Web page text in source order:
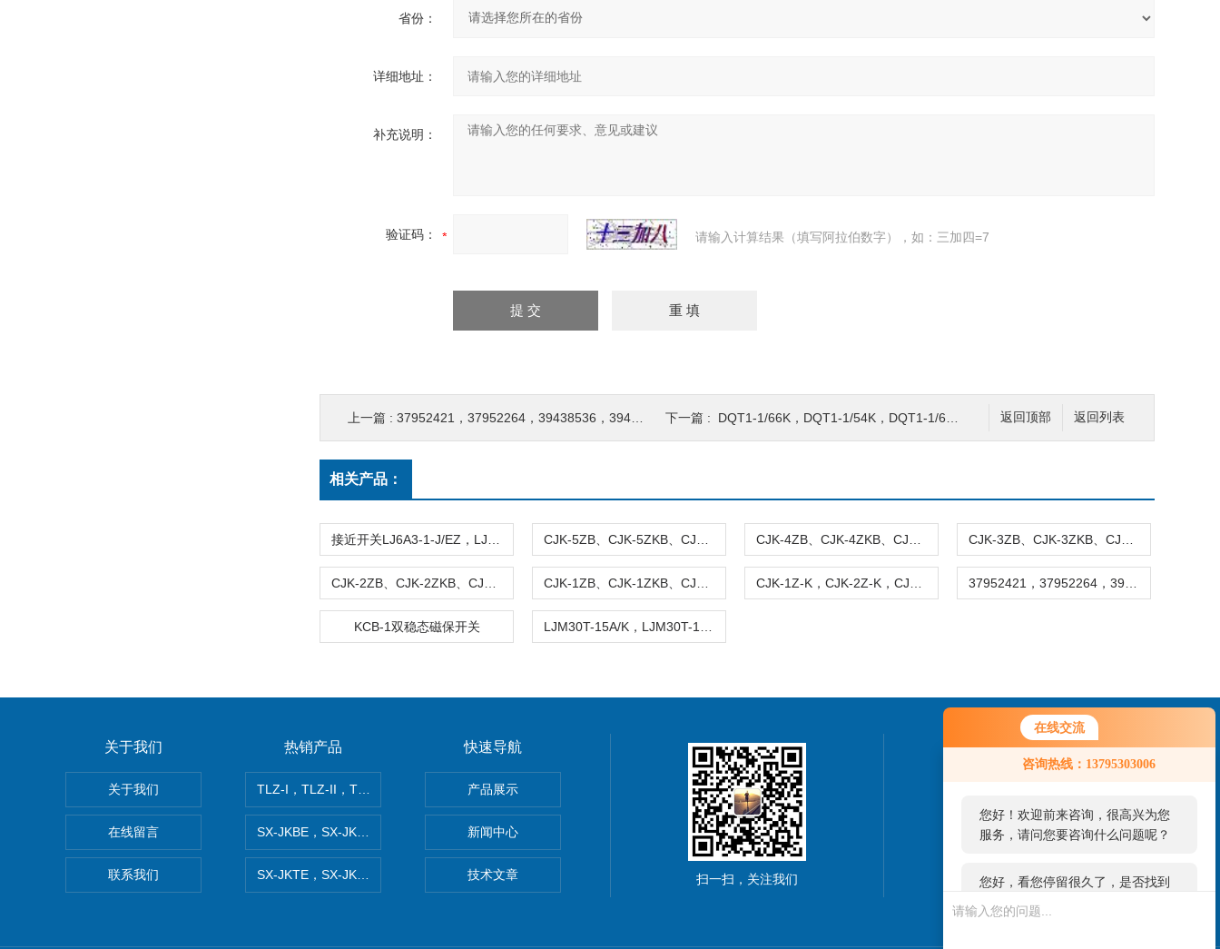
在线交流
咨询热线：13795303006
您好！欢迎前来咨询，很高兴为您
服务，请问您要咨询什么问题呢？
您好，看您停留很久了，是否找到
了需求产品，您可以直接在线与我
省份：
详细地址：
补充说明：
验证码： 请输入计算结果（填写阿拉伯数字），如：三加四=7
返回列表
返回顶部
上一篇 : 37952421，37952264，39438536，39419668，39428305 温度开关 下一篇 : DQT1-1/66K，DQT1-1/54K，DQT1-1/68K，DQT1-1/64K 起重机控制台
相关产品：
KCB-1双稳态磁保开关
关于我们
关于我们
在线留言
联系我们
热销产品
TLZ-I，TLZ-II，TLZ-III电离型优化避雷针
SX-JKBE，SX-JKBF，SX-JKBG，SX-JKBH三相调压单硅移相触发器模块
SX-JKTE，SX-JKTF，SX-JKTG ，SX-JKTH三相调压单硅移相触发器模块
快速导航
产品展示
新闻中心
技术文章 扫一扫，关注我们
联系我们